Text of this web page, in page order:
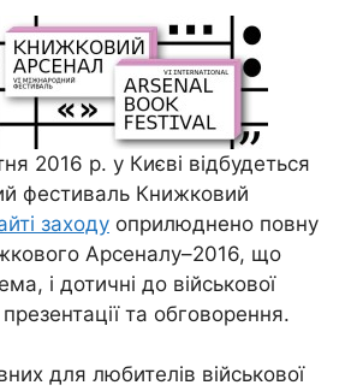
2016 р. у Києві відбудеться
фестиваль Книжковий
заходу оприлюднено повну
Арсеналу–2016, що
і дотичні до військової
презентації та обговорення.
для любителів військової